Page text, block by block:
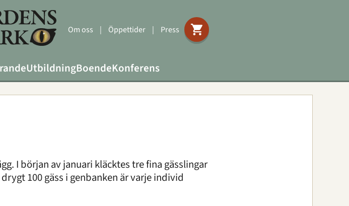
Om oss | Öppettider | Press
UtbildningBoendeKonferens
I början av januari kläcktes tre fina gässlingar
100 gäss i genbanken är varje individ